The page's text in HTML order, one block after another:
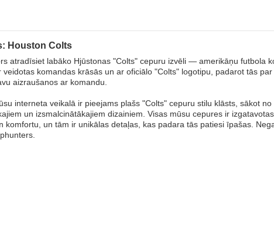
Houston Colts
atradīsiet labāko Hjūstonas "Colts" cepuru izvēli — amerikāņu futbola
veidotas komandas krāsās un ar oficiālo "Colts" logotipu, padarot tās
aizraušanos ar komandu.
interneta veikalā ir pieejams plašs "Colts" cepuru stilu klāsts, sākot
un izsmalcinātākajiem dizainiem. Visas mūsu cepures ir
komfortu, un tām ir unikālas detaļas, kas padara tās patiesi īpašas.